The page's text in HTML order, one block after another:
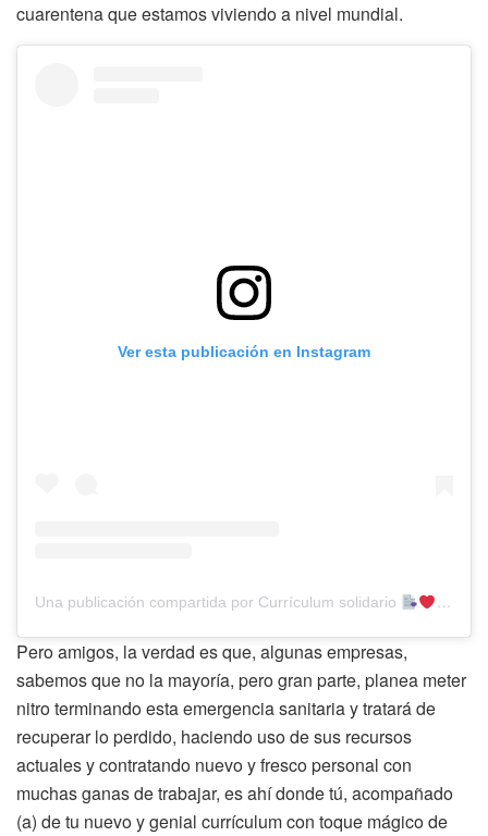
cuarentena que estamos viviendo a nivel mundial.
Ver esta publicación en Instagram
Una publicación compartida por Currículum solidario
Pero amigos, la verdad es que, algunas empresas,
sabemos que no la mayoría, pero gran parte, planea meter
nitro terminando esta emergencia sanitaria y tratará de
recuperar lo perdido, haciendo uso de sus recursos
actuales y contratando nuevo y fresco personal con
muchas ganas de trabajar, es ahí donde tú, acompañado
(a) de tu nuevo y genial currículum con toque mágico de